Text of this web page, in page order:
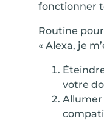
fonctionner
Routine
« Alexa, je
votre